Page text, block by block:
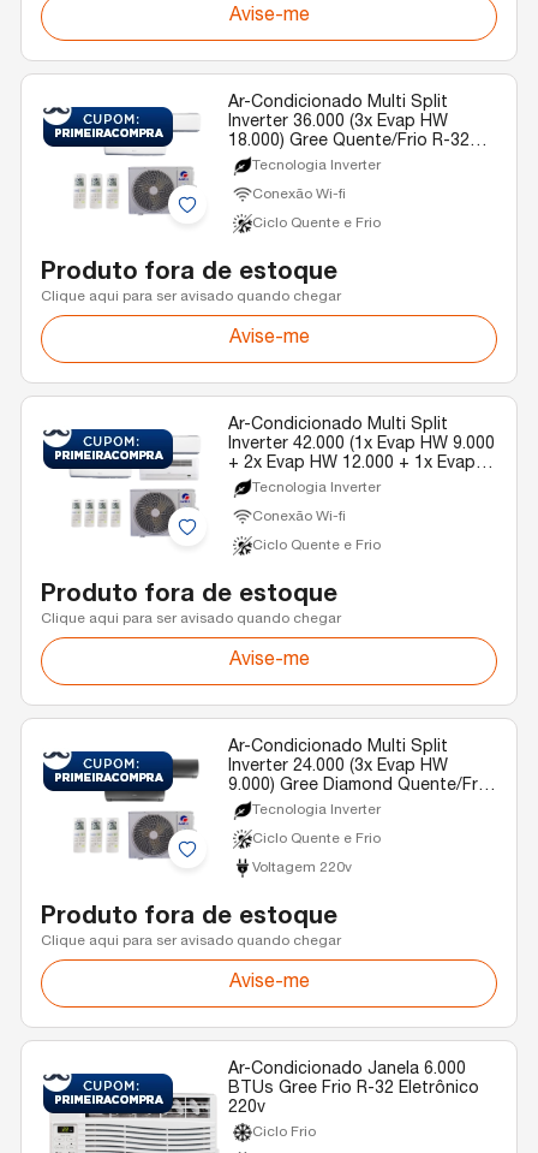
Avise-me
Ar-Condicionado Multi Split
Inverter 36.000 (3x Evap HW
18.000) Gree Quente/Frio R-32
220vTecnologia Inverter
Conexão Wi-fi
Ciclo Quente e Frio
Produto fora de estoque
Clique aqui para ser avisado quando chegar
Avise-me
Ar-Condicionado Multi Split
Inverter 42.000 (1x Evap HW 9.000
+ 2x Evap HW 12.000 + 1x Evap
Cassete 1 Via 22.000) Gree
Quente/Frio R-32 220V
Tecnologia Inverter
Conexão Wi-fi
Ciclo Quente e Frio
Produto fora de estoque
Clique aqui para ser avisado quando chegar
Avise-me
Ar-Condicionado Multi Split
Inverter 24.000 (3x Evap HW
9.000) Gree Diamond Quente/Frio
R-32 220v
Tecnologia Inverter
Ciclo Quente e Frio
Voltagem 220v
Produto fora de estoque
Clique aqui para ser avisado quando chegar
Avise-me
Ar-Condicionado Janela 6.000
BTUs Gree Frio R-32 Eletrônico
220v
Ciclo Frio